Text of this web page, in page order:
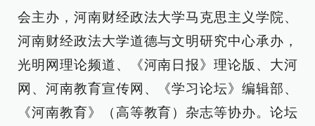
会主办，河南财经政法大学马克思主义学院、
河南财经政法大学道德与文明研究中心承办，
光明网理论频道、《河南日报》理论版、大河
网、河南教育宣传网、《学习论坛》编辑部、
《河南教育》（高等教育）杂志等协办。论坛